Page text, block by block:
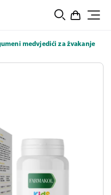
medvjedići za žvakanje